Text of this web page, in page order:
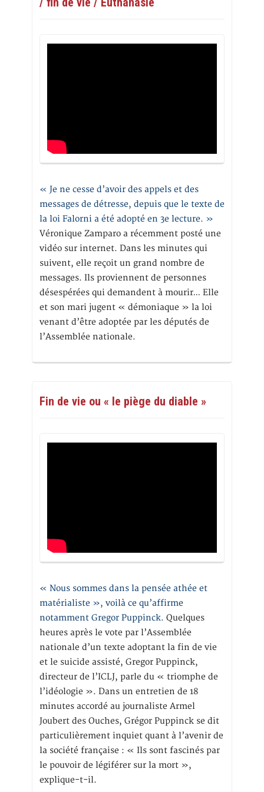
« Je ne cesse d’avoir des appels et des
messages de détresse, depuis que le texte de
la loi Falorni a été adopté en 3e lecture. »
Véronique Zamparo a récemment posté une
vidéo sur internet. Dans les minutes qui
suivent, elle reçoit un grand nombre de
messages. Ils proviennent de personnes
désespérées qui demandent à mourir… Elle
et son mari jugent « démoniaque » la loi
venant d’être adoptée par les députés de
l’Assemblée nationale.
Fin de vie ou « le piège du diable »
« Nous sommes dans la pensée athée et
matérialiste », voilà ce qu’affirme
notamment Gregor Puppinck. Quelques
heures après le vote par l’Assemblée
nationale d’un texte adoptant la fin de vie
et le suicide assisté, Gregor Puppinck,
directeur de l’ICLJ, parle du « triomphe de
l’idéologie ». Dans un entretien de 18
minutes accordé au journaliste Armel
Joubert des Ouches, Grégor Puppinck se dit
particulièrement inquiet quant à l’avenir de
la société française : « Ils sont fascinés par
le pouvoir de légiférer sur la mort »,
explique-t-il.